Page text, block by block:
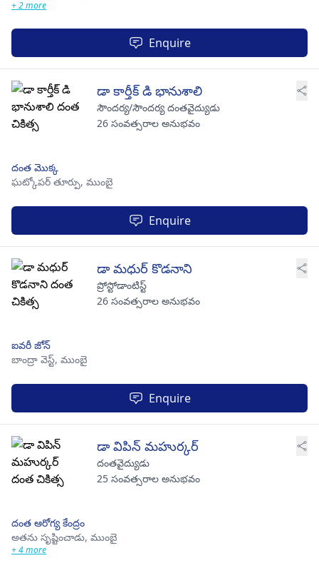
+ 2 more
Enquire
డా కార్తీక్ డి భానుశాలి
సౌందర్య/సౌందర్య దంతవైద్యుడు
26 సంవత్సరాల అనుభవం
దంత మొక్క
ఘట్కోపర్ తూర్పు, ముంబై
Enquire
డా మధుర్ కొడనాని
ప్రోస్టోడాంటిస్ట్
26 సంవత్సరాల అనుభవం
ఐవరీ జోన్
బాంద్రా వెస్ట్, ముంబై
Enquire
డా విపిన్ మహుర్కర్
దంతవైద్యుడు
25 సంవత్సరాల అనుభవం
దంత ఆరోగ్య కేంద్రం
అతను సృష్టించాడు, ముంబై
+ 4 more